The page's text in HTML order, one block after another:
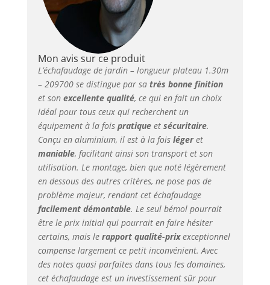
Mon avis sur ce produit
L’échafaudage de jardin – longueur plateau 1.30m
– 209700 se distingue par sa très bonne finition
et son excellente qualité, ce qui en fait un choix
idéal pour tous ceux qui recherchent un
équipement à la fois pratiqueet sécuritaire.
Conçu en aluminium, il est à la fois légeret
maniable, facilitant ainsi son transport et son
utilisation. Le montage, bien que noté légèrement
en dessous des autres critères, ne pose pas de
problème majeur, rendant cet échafaudage
facilement démontable. Le seul bémol pourrait
être le prix initial qui pourrait en faire hésiter
certains, mais le rapport qualité-prixexceptionnel
compense largement ce petit inconvénient. Avec
des notes quasi parfaites dans tous les domaines,
cet échafaudage est un investissement sûr pour